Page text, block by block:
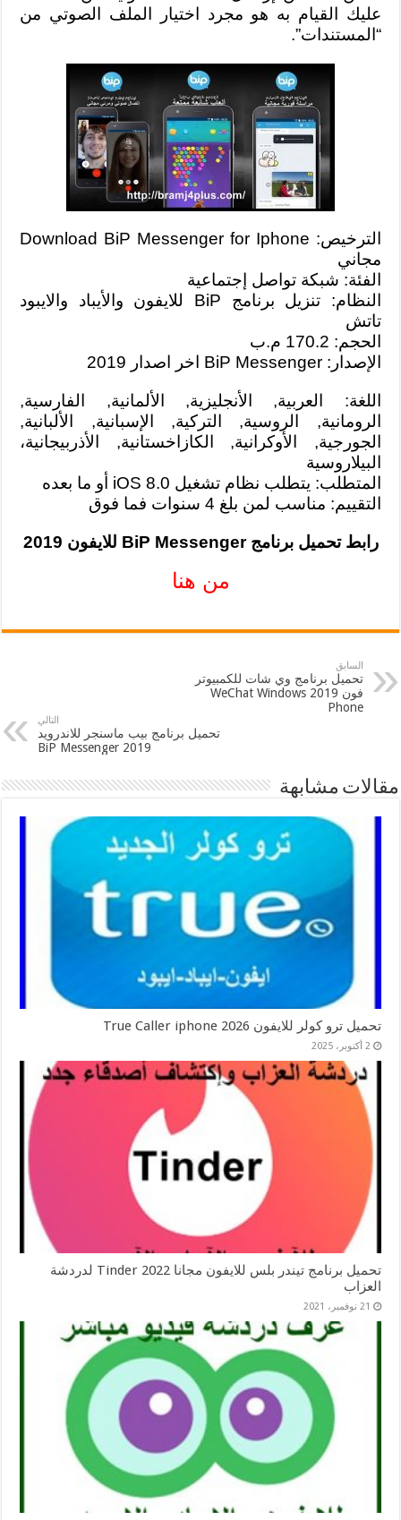
عليك القيام به هو مجرد اختيار الملف الصوتي من
“المستندات”.
الترخيص: Download BiP Messenger for Iphone
مجاني
الفئة: شبكة تواصل إجتماعية
النظام: تنزيل برنامج BiP للايفون والأيباد والايبود
تاتش
الحجم: 170.2 م.ب
الإصدار: BiP Messenger اخر اصدار 2019
اللغة: العربية, الأنجليزية, الألمانية, الفارسية,
الرومانية, الروسية, التركية, الإسبانية, الألبانية,
الجورجية, الأوكرانية, الكازاخستانية, الأذربيجانية،
البيلاروسية
المتطلب: يتطلب نظام تشغيل iOS 8.0 أو ما بعده
التقييم: مناسب لمن بلغ 4 سنوات فما فوق
رابط تحميل برنامج BiP Messenger للايفون 2019
من هنا
السابق
تحميل برنامج وي شات للكمبيوتر
فون 2019 WeChat Windows
Phone
التالي
تحميل برنامج بيب ماسنجر للاندرويد
2019 BiP Messenger
مقالات مشابهة
تحميل ترو كولر للايفون 2026 True Caller iphone
2 أكتوبر، 2025
تحميل برنامج تيندر بلس للايفون مجانا 2022 Tinder لدردشة
العزاب
21 نوفمبر، 2021